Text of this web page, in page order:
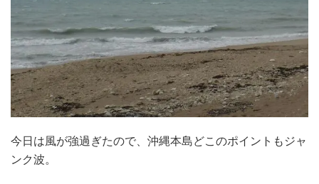
今日は風が強過ぎたので、沖縄本島どこのポイントもジャ
ンク波。